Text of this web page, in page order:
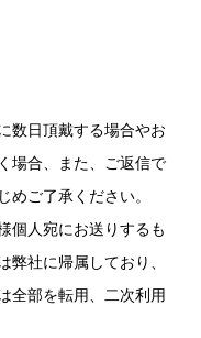
数日頂戴する場合やお
場合、また、ご返信で
めご了承ください。
個人宛にお送りするも
弊社に帰属しており、
全部を転用、二次利用